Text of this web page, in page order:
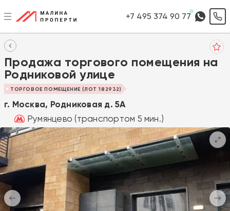
+7 495 374 90 77
Продажа торгового помещения на
Родниковой улице
ТОРГОВОЕ ПОМЕЩЕНИЕ (ЛОТ 182932)
г. Москва, Родниковая д. 5А
Румянцево (транспортом 5 мин.)